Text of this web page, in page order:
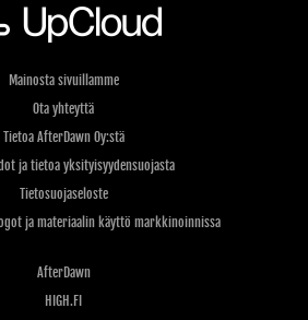
Mainosta sivuillamme
Ota yhteyttä
Tietoa AfterDawn Oy:stä
ja tietoa yksityisyydensuojasta
Tietosuojaseloste
ja materiaalin käyttö markkinoinnissa
AfterDawn
HIGH.FI